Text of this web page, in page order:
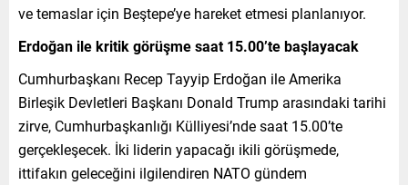
ve temaslar için Beştepe’ye hareket etmesi planlanıyor.
Erdoğan ile kritik görüşme saat 15.00’te başlayacak
Cumhurbaşkanı Recep Tayyip Erdoğan ile Amerika
Birleşik Devletleri Başkanı Donald Trump arasındaki tarihi
zirve, Cumhurbaşkanlığı Külliyesi’nde saat 15.00’te
gerçekleşecek. İki liderin yapacağı ikili görüşmede,
ittifakın geleceğini ilgilendiren NATO gündem